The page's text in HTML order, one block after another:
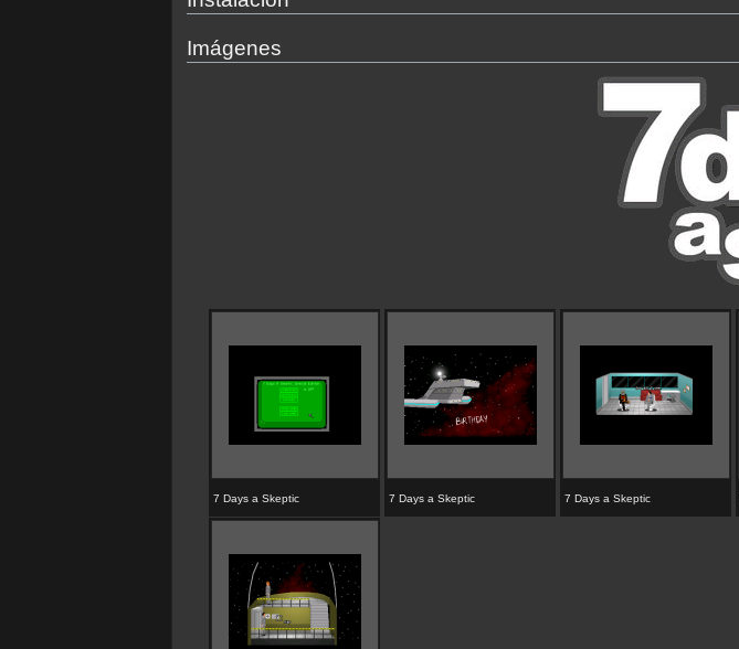
Imágenes
7 Days a Skeptic 7 Days a Skeptic 7 Days a Skeptic